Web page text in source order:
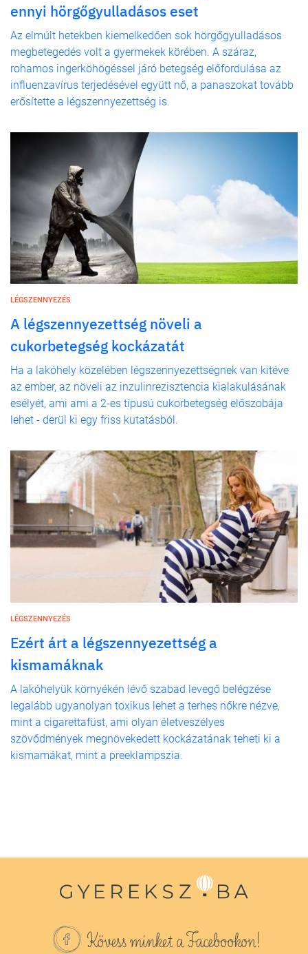
ennyi hörgőgyulladásos eset
Az elmúlt hetekben kiemelkedően sok hörgőgyulladásos
megbetegedés volt a gyermekek körében. A száraz,
rohamos ingerköhögéssel járó betegség előfordulása az
influenzavírus terjedésével együtt nő, a panaszokat tovább
erősítette a légszennyezettség is.
LÉGSZENNYEZÉS
A légszennyezettség növeli a
cukorbetegség kockázatát
Ha a lakóhely közelében légszennyezettségnek van kitéve
az ember, az növeli az inzulinrezisztencia kialakulásának
esélyét, ami ami a 2-es típusú cukorbetegség előszobája
lehet - derül ki egy friss kutatásból.
LÉGSZENNYEZÉS
Ezért árt a légszennyezettség a
kismamáknak
A lakóhelyük környékén lévő szabad levegő belégzése
legalább ugyanolyan toxikus lehet a terhes nőkre nézve,
mint a cigarettafüst, ami olyan életveszélyes
szövődmények megnövekedett kockázatának teheti ki a
kismamákat, mint a preeklampszia.
Kövess minket a Facebookon!